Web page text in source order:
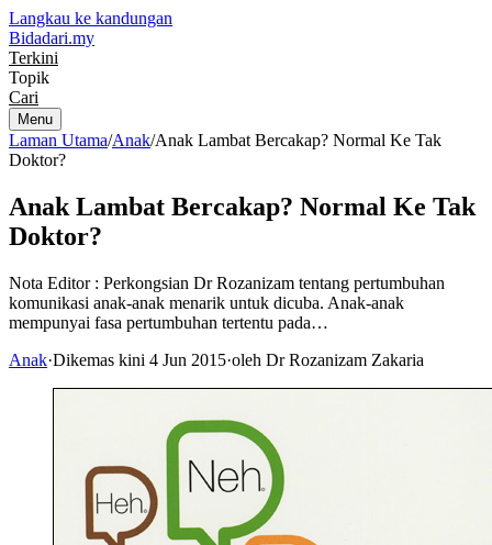
Langkau ke kandungan
Bidadari.my
Terkini
Topik
Cari
Menu
Laman Utama/Anak/Anak Lambat Bercakap? Normal Ke Tak
Doktor?
Anak Lambat Bercakap? Normal Ke Tak
Doktor?
Nota Editor : Perkongsian Dr Rozanizam tentang pertumbuhan
komunikasi anak-anak menarik untuk dicuba. Anak-anak
mempunyai fasa pertumbuhan tertentu pada…
Anak·Dikemas kini 4 Jun 2015·oleh Dr Rozanizam Zakaria